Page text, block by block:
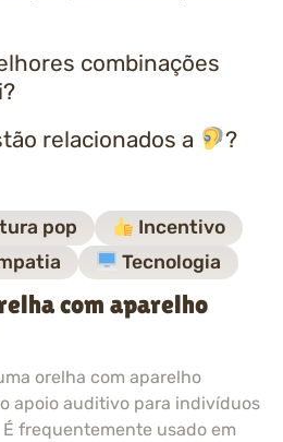
combinações
relacionados a
?
pop
Incentivo
Tecnologia
com aparelho
orelha com aparelho
apoio auditivo para indivíduos
frequentemente usado em